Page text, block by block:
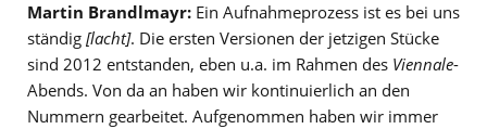
Martin Brandlmayr: Ein Aufnahmeprozess ist es bei uns
ständig [lacht]. Die ersten Versionen der jetzigen Stücke
sind 2012 entstanden, eben u.a. im Rahmen des Viennale-
Abends. Von da an haben wir kontinuierlich an den
Nummern gearbeitet. Aufgenommen haben wir immer